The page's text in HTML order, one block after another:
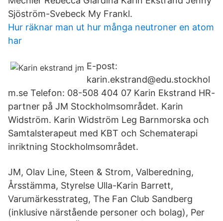
Sjöström-Svebeck My Frankl.
Hur räknar man ut hur många neutroner en atom
har
E-post:
karin.ekstrand@edu.stockhol
m.se Telefon: 08-508 404 07 Karin Ekstrand HR-
partner på JM Stockholmsområdet. Karin
Widström. Karin Widström Leg Barnmorska och
Samtalsterapeut med KBT och Schematerapi
inriktning Stockholmsområdet.
JM, Olav Line, Steen & Strom, Valberedning,
Årsstämma, Styrelse Ulla-Karin Barrett,
Varumärkesstrateg, The Fan Club Sandberg
(inklusive närstående personer och bolag), Per